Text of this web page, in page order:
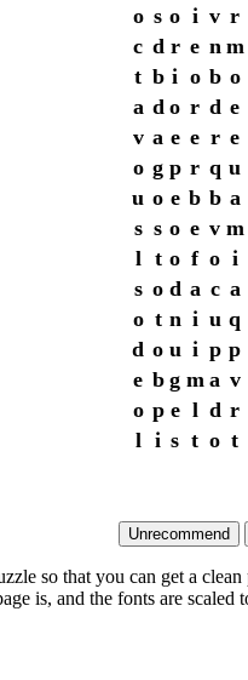
o s o i v r
c d r e n m
t b i o b o
a d o r d e
v a e e r e
o g p r q u
u o e b b a
s s o e v m
l t o f o i
s o d a c a
o t n i u q
d o u i p p
e b g m a v
o p e l d r
l i s t o t
so that you can get a
is, and the fonts are scaled